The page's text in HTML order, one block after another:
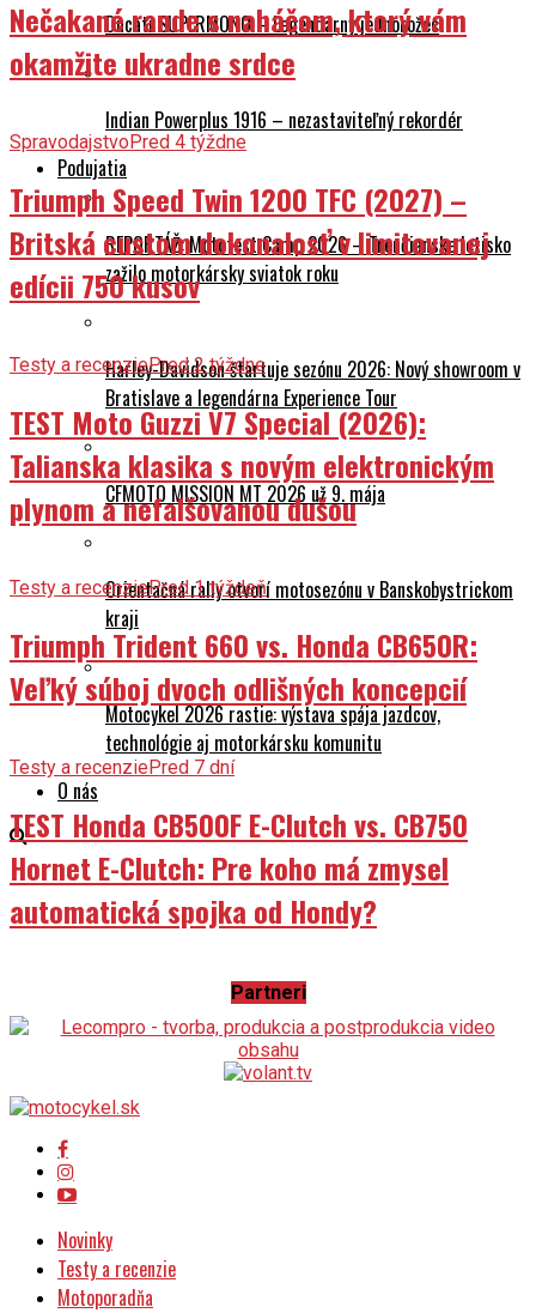
Ducati SUPERMONO – Legendárny jednorožec
Indian Powerplus 1916 – nezastaviteľný rekordér
Podujatia
REPORTÁŽ: Mototest Camp 2026 – Trenčianske letisko
zažilo motorkársky sviatok roku
Harley-Davidson štartuje sezónu 2026: Nový showroom v
Bratislave a legendárna Experience Tour
CFMOTO MISSION MT 2026 už 9. mája
Orientačná rally otvorí motosezónu v Banskobystrickom
kraji
Motocykel 2026 rastie: výstava spája jazdcov,
technológie aj motorkársku komunitu
O nás
Nečakané rande s naháčom, ktorý vám
okamžite ukradne srdce
SpravodajstvoPred 4 týždne
Triumph Speed Twin 1200 TFC (2027) –
Britská custom dokonalosť v limitovanej
edícii 750 kusov
Testy a recenziePred 2 týždne
TEST Moto Guzzi V7 Special (2026):
Talianska klasika s novým elektronickým
plynom a nefalšovanou dušou
Testy a recenziePred 1 týždeň
Triumph Trident 660 vs. Honda CB650R:
Veľký súboj dvoch odlišných koncepcií
Testy a recenziePred 7 dní
TEST Honda CB500F E-Clutch vs. CB750
Hornet E-Clutch: Pre koho má zmysel
automatická spojka od Hondy?
Partneri
Novinky
Testy a recenzie
Motoporadňa